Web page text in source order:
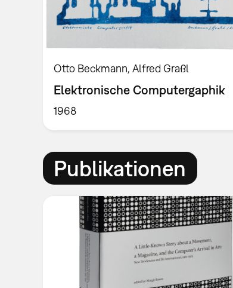
Otto Beckmann, Alfred Graßl
Elektronische Computergaphik
1968
Publikationen